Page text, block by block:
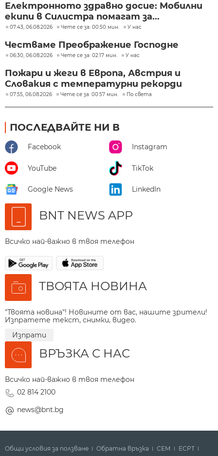
Електронното здравно досие: Мобилни
екипи в Силистра помагат за...
07:43, 06.08.2026 Чете се за: 00:50 мин. У нас
Честваме Преображение Господне
06:30, 06.08.2026 Чете се за: 02:17 мин. У нас
Пожари и жеги в Европа, Австрия и
Словакия с температурни рекорди
07:55, 06.08.2026 Чете се за: 00:57 мин. По света
ПОСЛЕДВАЙТЕ НИ В
Facebook Instagram
YouTube TikTok
Google News LinkedIn
BNT NEWS APP
Всичко най-важно в твоя телефон
ТВОЯТА НОВИНА
"Твоята новина"! Новините от вас, нашите зрители!
Изпратете текст, снимки, видео.
Изпрати
ВРЪЗКА С НАС
Всичко най-важно в твоя телефон
02 814 2100
news@bnt.bg
Общи условия за ползване Обратна връзка СЕМ ECPT